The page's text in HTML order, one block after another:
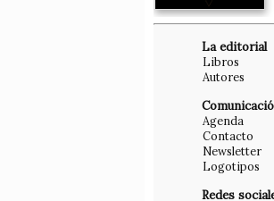
La editorial
Libros
Autores
Agenda
Contacto
Newsletter
Logotipos
Redes